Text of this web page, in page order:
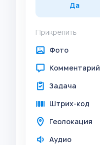
Да
Прикрепить
Фото
Комментарий
Задача
Штрих-код
Геолокация
Аудио